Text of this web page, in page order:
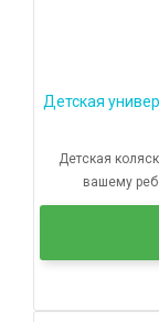
Детская
Детская
вашему